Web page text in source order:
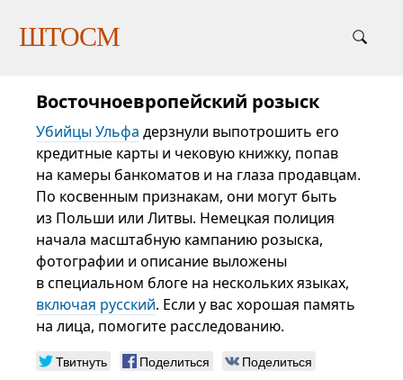
ШТОСМ
Восточноевропейский розыск
Убийцы Ульфа дерзнули выпотрошить его
кредитные карты и чековую книжку, попав
на камеры банкоматов и на глаза продавцам.
По косвенным признакам, они могут быть
из Польши или Литвы. Немецкая полиция
начала масштабную кампанию розыска,
фотографии и описание выложены
в специальном блоге на нескольких языках,
включая русский. Если у вас хорошая память
на лица, помогите расследованию.
Твитнуть Поделиться
Поделиться